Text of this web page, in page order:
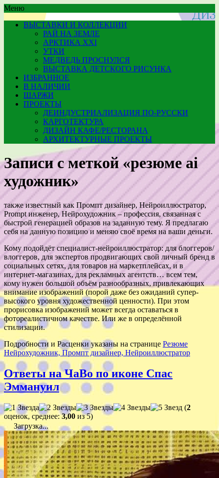
Меню
ВЫСТАВКИ И КОЛЛЕКЦИИ
РАЙ НА ЗЕМЛЕ
АРКТИКА XXI
УТКИ
МЕДВЕДЬ ПРОСНУЛСЯ
ВЫСТАВКА ДЕТСКОГО РИСУНКА
ИЗБРАННОЕ
В НАЛИЧИИ
ШАРЖИ
ПРОЕКТЫ
ДЕИНДУСТРИАЛИЗАЦИЯ ПО-РУССКИ
КАРГОТЕКТУРА
ДИЗАЙН КАФЕ/РЕСТОРАНА
АРХИТЕКТУРНЫЕ ПРОЕКТЫ
Записи с меткой «резюме ai
художник»
также известный как Промпт дизайнер, Нейроиллюстратор,
Prompt инженер, Нейрохудожник – профессия, связанная с
быстрой генерацией образов на заданную тему. Я предлагаю
себя на данную позицию и меняю своё время на ваши деньги.
Кому подойдёт специалист-нейроиллюстратор: для блоггеров/
влоггеров, для экспертов продвигающих свой личный бренд в
социальных сетях, для товаров на маркетплейсах, и в
интернет-магазинах, для рекламных агентств… всем тем,
кому нужен большой объём разнообразных, привлекающих
внимание изображений (порой даже без ожиданий супер-
высокого уровня художественной ценности). При этом
прорисовка изображений может всегда оставаться в
фотореалистичном качестве. Или же в определённой
стилизации.
Подробности и Расценки указаны на странице Резюме
Нейрохудожник, Промпт дизайнер, Нейроиллюстратор
Ответы на ЧаВо по иконе Спас
Эммануил
(2
оценок, среднее:3,00 из 5)
Загрузка...